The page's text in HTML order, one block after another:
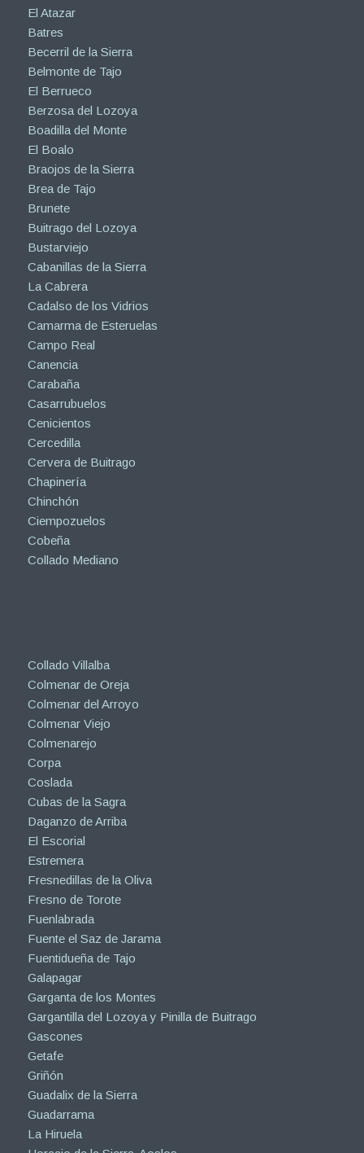
El Atazar
Batres
Becerril de la Sierra
Belmonte de Tajo
El Berrueco
Berzosa del Lozoya
Boadilla del Monte
El Boalo
Braojos de la Sierra
Brea de Tajo
Brunete
Buitrago del Lozoya
Bustarviejo
Cabanillas de la Sierra
La Cabrera
Cadalso de los Vidrios
Camarma de Esteruelas
Campo Real
Canencia
Carabaña
Casarrubuelos
Cenicientos
Cercedilla
Cervera de Buitrago
Chapinería
Chinchón
Ciempozuelos
Cobeña
Collado Mediano
Collado Villalba
Colmenar de Oreja
Colmenar del Arroyo
Colmenar Viejo
Colmenarejo
Corpa
Coslada
Cubas de la Sagra
Daganzo de Arriba
El Escorial
Estremera
Fresnedillas de la Oliva
Fresno de Torote
Fuenlabrada
Fuente el Saz de Jarama
Fuentidueña de Tajo
Galapagar
Garganta de los Montes
Gargantilla del Lozoya y Pinilla de Buitrago
Gascones
Getafe
Griñón
Guadalix de la Sierra
Guadarrama
La Hiruela